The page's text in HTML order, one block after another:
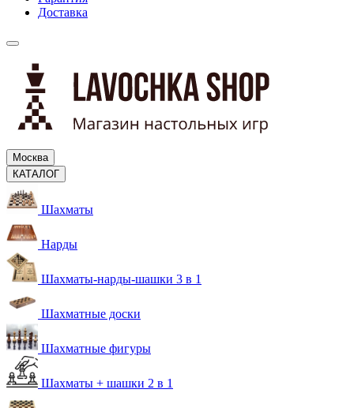
Доставка
Москва
КАТАЛОГ
Шахматы
Нарды
Шахматы-нарды-шашки 3 в 1
Шахматные доски
Шахматные фигуры
Шахматы + шашки 2 в 1